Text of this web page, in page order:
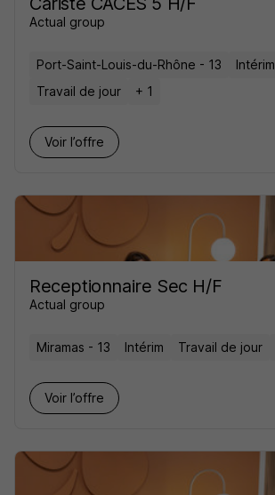
Actual group
Port-Saint-Louis-du-Rhône - 13 Intérim
Travail de jour
+ 1
Voir l’offre
Receptionnaire Sec H/F
Actual group
Miramas - 13 Intérim Travail de jour
Voir l’offre